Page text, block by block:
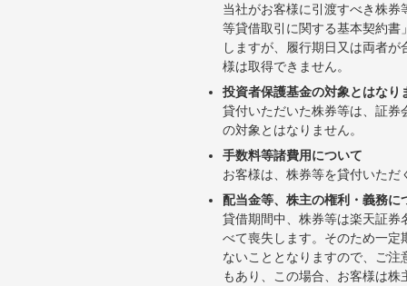
当社がお客様に引渡すべき株
等貸借取引に関する基本契約
しますが、履行期日又は両者
様は取得できません。
投資者保護基金の対象とはなり
貸付いただいた株券等は、証
の対象とはなりません。
手数料等諸費用について
お客様は、株券等を貸付いた
配当金等、株主の権利・義務に
貸借期間中、株券等は楽天証
べて喪失します。そのため一
ないこととなりますので、ご
もあり、この場合、お客様は